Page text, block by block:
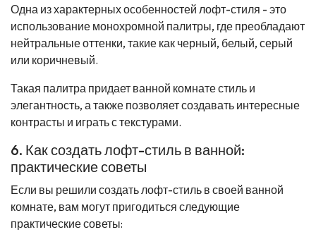
Одна из характерных особенностей лофт-стиля - это
использование монохромной палитры, где преобладают
нейтральные оттенки, такие как черный, белый, серый
или коричневый.
Такая палитра придает ванной комнате стиль и
элегантность, а также позволяет создавать интересные
контрасты и играть с текстурами.
6. Как создать лофт-стиль в ванной:
практические советы
Если вы решили создать лофт-стиль в своей ванной
комнате, вам могут пригодиться следующие
практические советы: